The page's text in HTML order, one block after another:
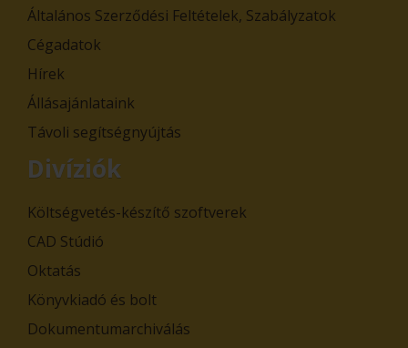
Általános Szerződési Feltételek, Szabályzatok
Cégadatok
Hírek
Állásajánlataink
Távoli segítségnyújtás
Divíziók
Költségvetés-készítő szoftverek
CAD Stúdió
Oktatás
Könyvkiadó és bolt
Dokumentumarchiválás